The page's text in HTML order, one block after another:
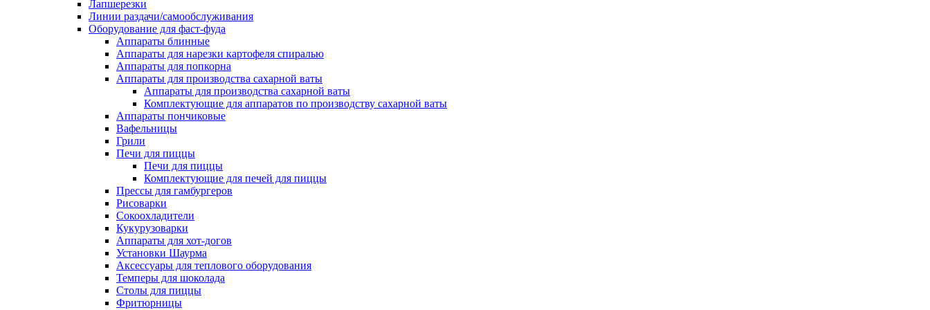
Лапшерезки
Линии раздачи/самообслуживания
Оборудование для фаст-фуда
Аппараты блинные
Аппараты для нарезки картофеля спиралью
Аппараты для попкорна
Аппараты для производства сахарной ваты
Аппараты для производства сахарной ваты
Комплектующие для аппаратов по производству сахарной ваты
Аппараты пончиковые
Вафельницы
Грили
Печи для пиццы
Печи для пиццы
Комплектующие для печей для пиццы
Прессы для гамбургеров
Рисоварки
Сокоохладители
Кукурузоварки
Аппараты для хот-догов
Установки Шаурма
Аксессуары для теплового оборудования
Темперы для шоколада
Столы для пиццы
Фритюрницы